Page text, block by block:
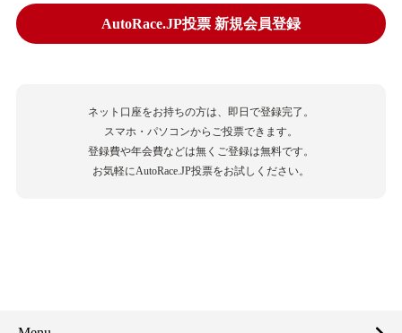
AutoRace.JP投票 新規会員登録
ネット口座をお持ちの方は、即日で登録完了。
スマホ・パソコンからご投票できます。
登録費や年会費などは無くご登録は無料です。
お気軽にAutoRace.JP投票をお試しください。